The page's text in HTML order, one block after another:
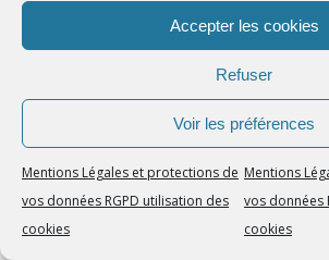
Accepter les cookies
Refuser
Voir les préférences
Mentions Légales et protections de
vos données RGPD utilisation des
cookies
Mentions
vos données
cookies
Voici les
vous pouvez
cette magnifique
de
L’échec n’existe